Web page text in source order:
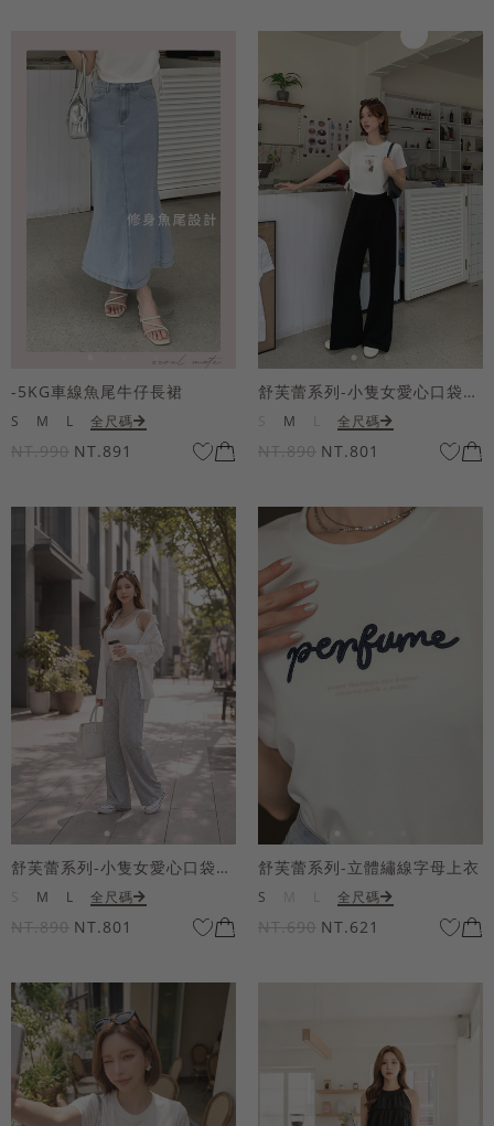
-5KG車線魚尾牛仔長裙
S M L 全尺碼
NT.990 NT.891
舒芙蕾系列-小隻女愛心口袋寬褲
M 全尺碼
NT.890 NT.801
舒芙蕾系列-小隻女愛心口袋寬褲
M L 全尺碼
NT.890 NT.801
舒芙蕾系列-立體繡線字母上衣
S 全尺碼
NT.690 NT.621